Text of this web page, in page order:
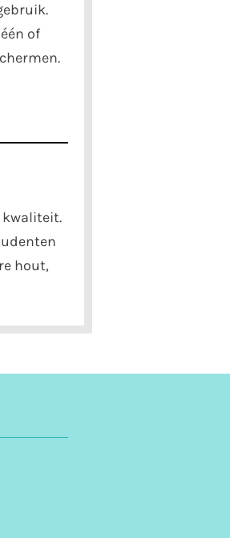
of
kwaliteit.
hout,